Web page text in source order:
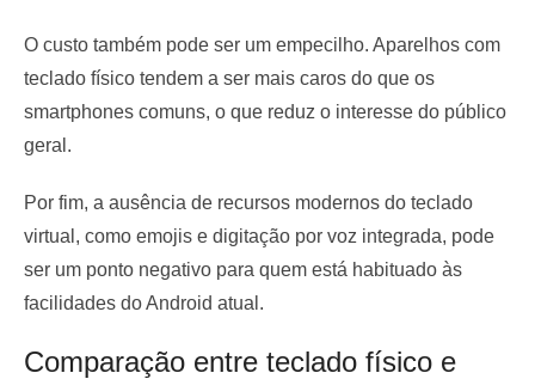
O custo também pode ser um empecilho. Aparelhos com
teclado físico tendem a ser mais caros do que os
smartphones comuns, o que reduz o interesse do público
geral.
Por fim, a ausência de recursos modernos do teclado
virtual, como emojis e digitação por voz integrada, pode
ser um ponto negativo para quem está habituado às
facilidades do Android atual.
Comparação entre teclado físico e